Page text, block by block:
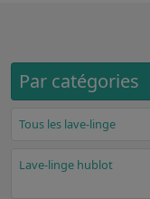
Par catégories
Tous les lave-linge
Lave-linge hublot